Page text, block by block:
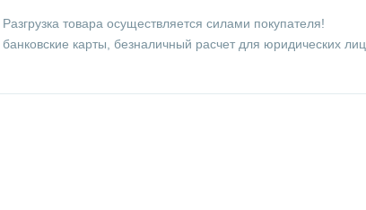
товара осуществляется силами покупателя!
карты, безналичный расчет для юридических лиц